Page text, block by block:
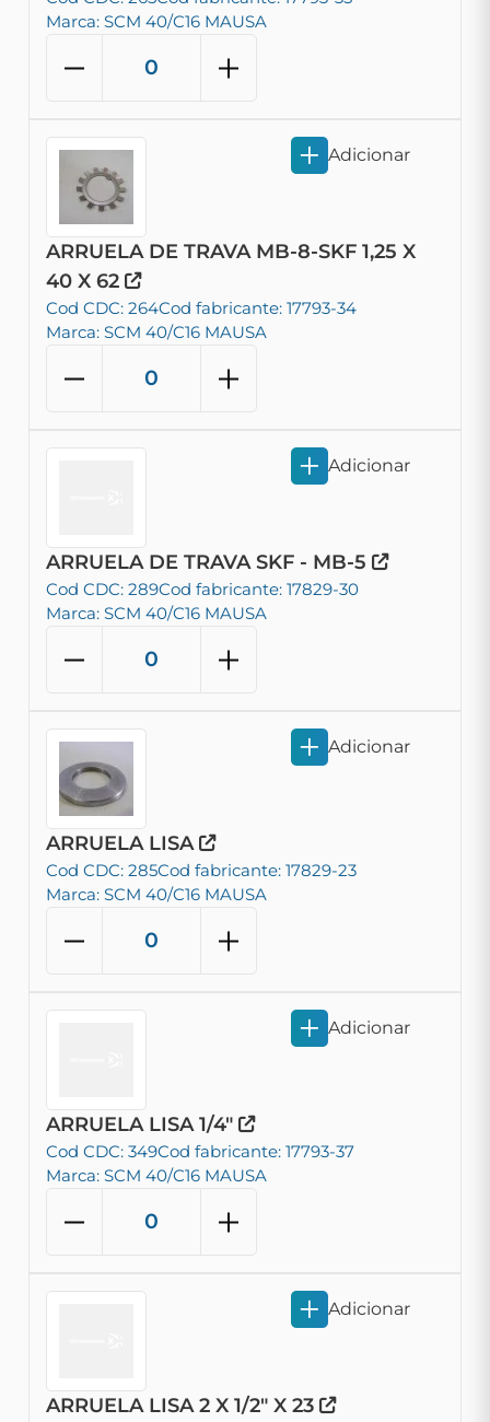
Marca: SCM 40/C16 MAUSA
ARRUELA DE TRAVA MB-8-SKF 1,25 X
40 X 62
Cod CDC: 264Cod fabricante: 17793-34
Marca: SCM 40/C16 MAUSA
Adicionar
ARRUELA DE TRAVA SKF - MB-5
Cod CDC: 289Cod fabricante: 17829-30
Marca: SCM 40/C16 MAUSA
Adicionar
ARRUELA LISA
Cod CDC: 285Cod fabricante: 17829-23
Marca: SCM 40/C16 MAUSA
Adicionar
ARRUELA LISA 1/4"
Cod CDC: 349Cod fabricante: 17793-37
Marca: SCM 40/C16 MAUSA
Adicionar
ARRUELA LISA 2 X 1/2" X 23
Adicionar